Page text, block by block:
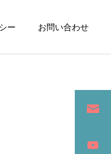
ー お問い合わせ